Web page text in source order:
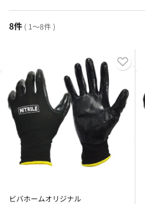
8件 ( 1～8件 )
ビバホームオリジナル